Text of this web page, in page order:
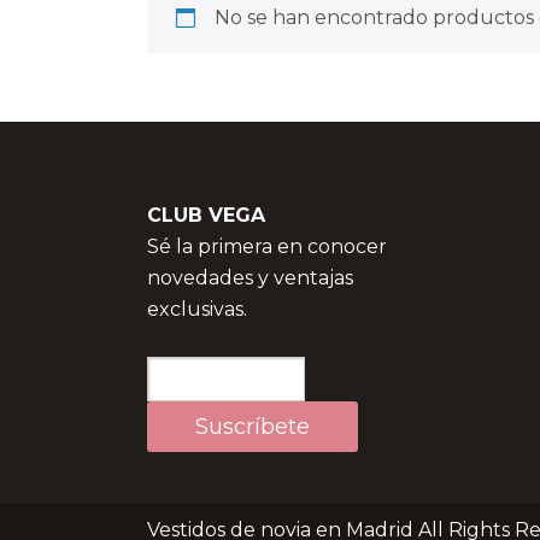
No se han encontrado
CLUB VEGA
Sé la primera en conocer
novedades y ventajas
exclusivas.
Vestidos de novia en Madrid All Rights